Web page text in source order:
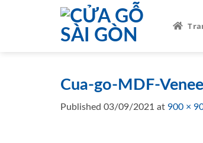
Cua-go-MDF-
Published 03/09/2021 at 900 ×